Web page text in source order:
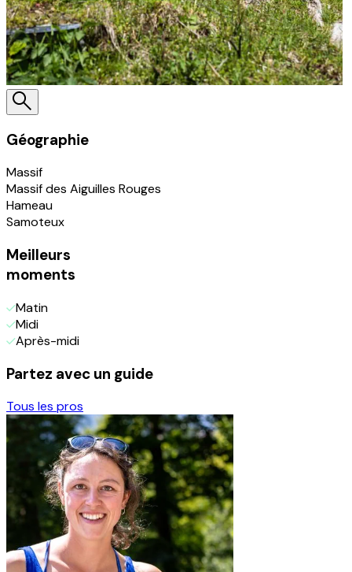
Géographie
Massif
Massif des Aiguilles Rouges
Hameau
Samoteux
Meilleurs
moments
Matin
Midi
Après-midi
Partez avec un guide
Tous les pros